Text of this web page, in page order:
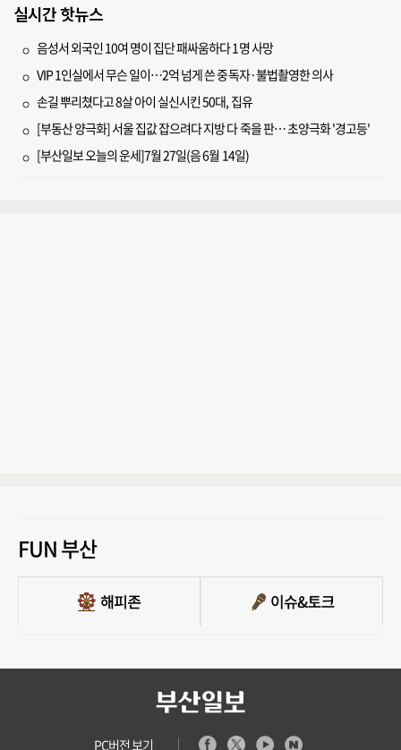
실시간 핫뉴스
음성서 외국인 10여 명이 집단 패싸움하다 1명 사망
VIP 1인실에서 무슨 일이…2억 넘게 쓴 중독자·불법촬영한 의사
손길 뿌리쳤다고 8살 아이 실신시킨 50대, 집유
[부동산 양극화] 서울 집값 잡으려다 지방 다 죽을 판… 초양극화 '경고등'
[부산일보 오늘의 운세]7월 27일(음 6월 14일)
FUN 부산
PC버전 보기